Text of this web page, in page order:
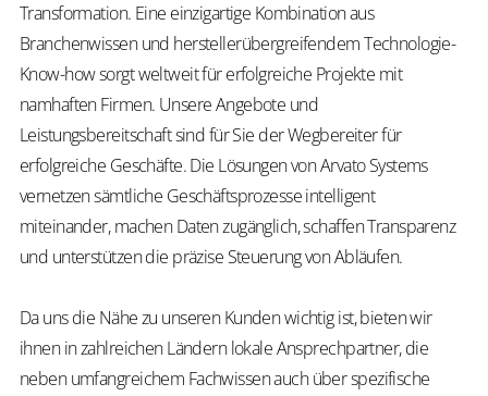
Transformation. Eine einzigartige Kombination aus
Branchenwissen und herstellerübergreifendem Technologie-
Know-how sorgt weltweit für erfolgreiche Projekte mit
namhaften Firmen. Unsere Angebote und
Leistungsbereitschaft sind für Sie der Wegbereiter für
erfolgreiche Geschäfte. Die Lösungen von Arvato Systems
vernetzen sämtliche Geschäftsprozesse intelligent
miteinander, machen Daten zugänglich, schaffen Transparenz
und unterstützen die präzise Steuerung von Abläufen.
Da uns die Nähe zu unseren Kunden wichtig ist, bieten wir
ihnen in zahlreichen Ländern lokale Ansprechpartner, die
neben umfangreichem Fachwissen auch über spezifische